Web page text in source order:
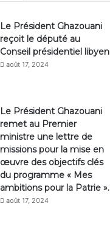
Le Président Ghazouani
reçoit le député au
Conseil présidentiel libyen
août 17, 2024
Le Président Ghazouani
remet au Premier
ministre une lettre de
missions pour la mise en
œuvre des objectifs clés
du programme « Mes
ambitions pour la Patrie ».
août 17, 2024